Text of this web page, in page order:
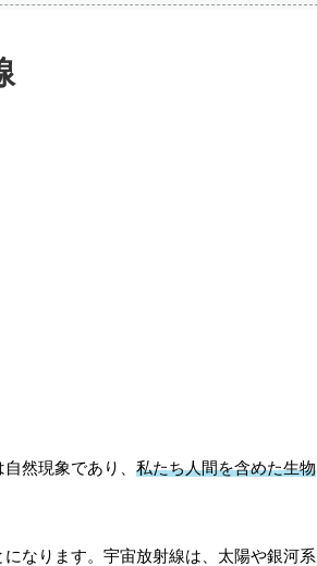
然現象であり、 私たち人間を含めた生物
なります。宇宙放射線は、太陽や銀河系